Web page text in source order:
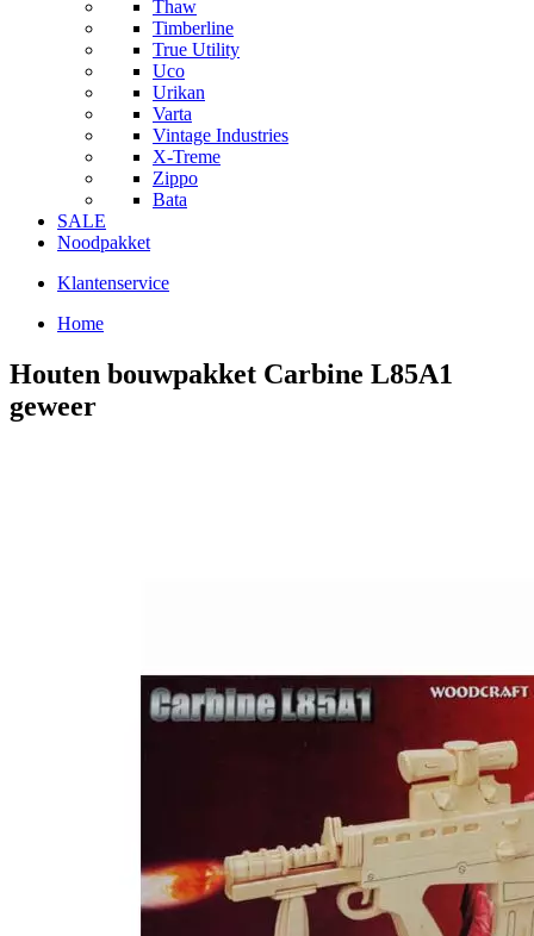
Thaw
Timberline
True Utility
Uco
Urikan
Varta
Vintage Industries
X-Treme
Zippo
Bata
SALE
Noodpakket
Klantenservice
Home
Houten bouwpakket Carbine L85A1
geweer